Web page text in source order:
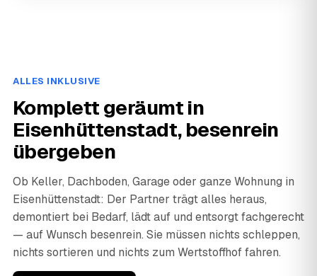
ALLES INKLUSIVE
Komplett geräumt in
Eisenhüttenstadt, besenrein
übergeben
Ob Keller, Dachboden, Garage oder ganze Wohnung in
Eisenhüttenstadt: Der Partner trägt alles heraus,
demontiert bei Bedarf, lädt auf und entsorgt fachgerecht
— auf Wunsch besenrein. Sie müssen nichts schleppen,
nichts sortieren und nichts zum Wertstoffhof fahren.